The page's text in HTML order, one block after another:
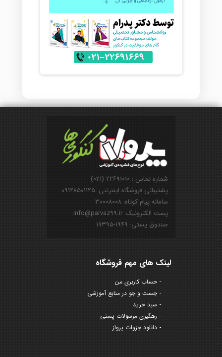
شماره تماس : ۲۲۶۹۱۰۱۰-(۰۲۱)
پشتیبانی فروشگاه اینترنتی: ۰۹۱۲۸۵۰۱۱۲۵
سامانه پیام کوتاه: ۳۰۰۰۸۰۰۸
پست الکترونیک: info@parvaz99.ir
صندوق پستی: ۱۹۴۹-۱۹۳۹۵
لینک های مهم فروشگاه
حساب کاربری من
جست و جو در منابع آموزشی
سبد خرید
رهگیری مرسولات پستی
دانلود جزوات پرواز